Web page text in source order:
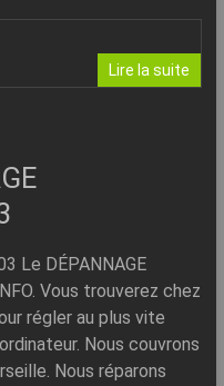
Lire la suite
Le DÉPANNAGE
Vous trouverez chez
régler au plus vite
Nous couvrons
Nous réparons